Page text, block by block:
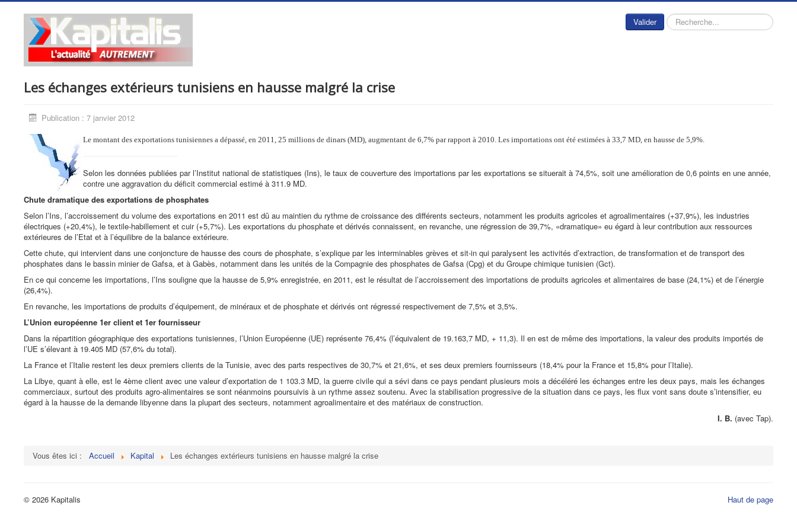
Valider Rechercher
Les échanges extérieurs tunisiens en hausse malgré la crise
Publication : 7 janvier 2012
Le montant des exportations tunisiennes a dépassé, en 2011, 25 millions de dinars (MD), augmentant de 6,7% par rapport à 2010. Les importations ont été estimées à 33,7 MD, en hausse de 5,9%.
Selon les données publiées par l’Institut national de statistiques (Ins), le taux de couverture des importations par les exportations se situerait à 74,5%, soit une amélioration de 0,6 points en une année,
contre une aggravation du déficit commercial estimé à 311.9 MD.
Chute dramatique des exportations de phosphates
Selon l’Ins, l’accroissement du volume des exportations en 2011 est dû au maintien du rythme de croissance des différents secteurs, notamment les produits agricoles et agroalimentaires (+37,9%), les industries
électriques (+20,4%), le textile-habillement et cuir (+5,7%). Les exportations du phosphate et dérivés connaissent, en revanche, une régression de 39,7%, «dramatique» eu égard à leur contribution aux ressources
extérieures de l’Etat et à l’équilibre de la balance extérieure.
Cette chute, qui intervient dans une conjoncture de hausse des cours de phosphate, s’explique par les interminables grèves et sit-in qui paralysent les activités d’extraction, de transformation et de transport des
phosphates dans le bassin minier de Gafsa, et à Gabès, notamment dans les unités de la Compagnie des phosphates de Gafsa (Cpg) et du Groupe chimique tunisien (Gct).
En ce qui concerne les importations, l’Ins souligne que la hausse de 5,9% enregistrée, en 2011, est le résultat de l’accroissement des importations de produits agricoles et alimentaires de base (24,1%) et de l’énergie
(26,4%).
En revanche, les importations de produits d’équipement, de minéraux et de phosphate et dérivés ont régressé respectivement de 7,5% et 3,5%.
L’Union européenne 1er client et 1er fournisseur
Dans la répartition géographique des exportations tunisiennes, l’Union Européenne (UE) représente 76,4% (l’équivalent de 19.163,7 MD, + 11,3). Il en est de même des importations, la valeur des produits importés de
l’UE s’élevant à 19.405 MD (57,6% du total).
La France et l’Italie restent les deux premiers clients de la Tunisie, avec des parts respectives de 30,7% et 21,6%, et ses deux premiers fournisseurs (18,4% pour la France et 15,8% pour l’Italie).
La Libye, quant à elle, est le 4ème client avec une valeur d’exportation de 1 103.3 MD, la guerre civile qui a sévi dans ce pays pendant plusieurs mois a décéléré les échanges entre les deux pays, mais les échanges
commerciaux, surtout des produits agro-alimentaires se sont néanmoins poursuivis à un rythme assez soutenu. Avec la stabilisation progressive de la situation dans ce pays, les flux vont sans doute s’intensifier, eu
égard à la hausse de la demande libyenne dans la plupart des secteurs, notamment agroalimentaire et des matériaux de construction.
I. B. (avec Tap).
Vous êtes ici : Accueil Kapital Les échanges extérieurs tunisiens en hausse malgré la crise
Haut de page
© 2026 Kapitalis